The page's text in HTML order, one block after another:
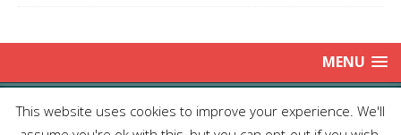
MENU
Copyright © 2025 | Publicación Oficial de la Sociedad de Médicos
Anestesiólogos de Chile| Enviar Email | Producción: Editorial Iku
This website uses cookies to improve your experience. We'll